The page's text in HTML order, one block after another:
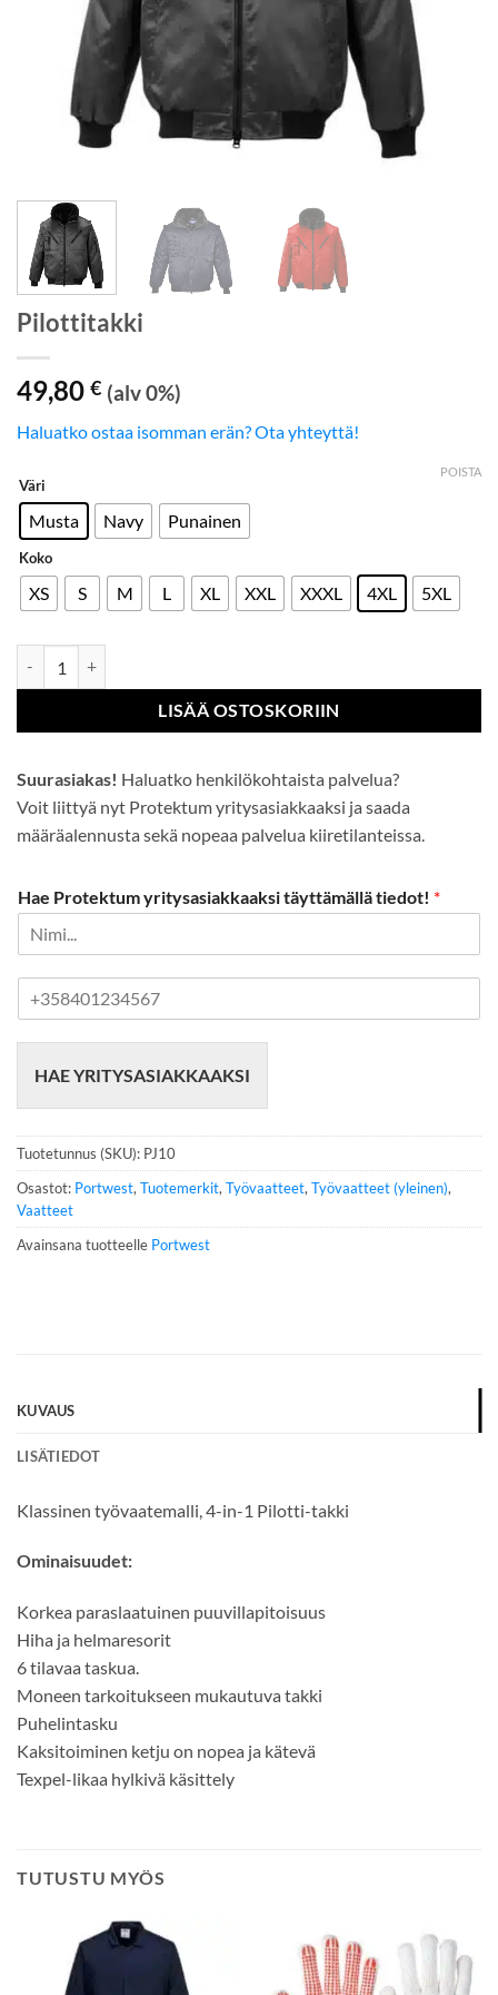
Pilottitakki
49,80 € (alv 0%)
Haluatko ostaa isomman erän? Ota yhteyttä!
Väri
Musta Navy Punainen
Koko
XS S M L XL XXL XXXL 4XL 5XL
POISTA
LISÄÄ OSTOSKORIIN
Suurasiakas! Haluatko henkilökohtaista palvelua?
Voit liittyä nyt Protektum yritysasiakkaaksi ja saada
määräalennusta sekä nopeaa palvelua kiiretilanteissa.
Hae Protektum yritysasiakkaaksi täyttämällä tiedot! *
n
u
m
e
r
o
HAE YRITYSASIAKKAAKSI
Tuotetunnus (SKU): PJ10
Osastot: Portwest, Tuotemerkit, Työvaatteet, Työvaatteet (yleinen),
Vaatteet
Avainsana tuotteelle Portwest
KUVAUS
LISÄTIEDOT
Klassinen työvaatemalli, 4-in-1 Pilotti-takki
Ominaisuudet:
Korkea paraslaatuinen puuvillapitoisuus
Hiha ja helmaresorit
6 tilavaa taskua.
Moneen tarkoitukseen mukautuva takki
Puhelintasku
Kaksitoiminen ketju on nopea ja kätevä
Texpel-likaa hylkivä käsittely
TUTUSTU MYÖS